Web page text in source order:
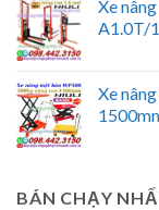
Xe
A1.0T/
Xe
BÁN CHẠY